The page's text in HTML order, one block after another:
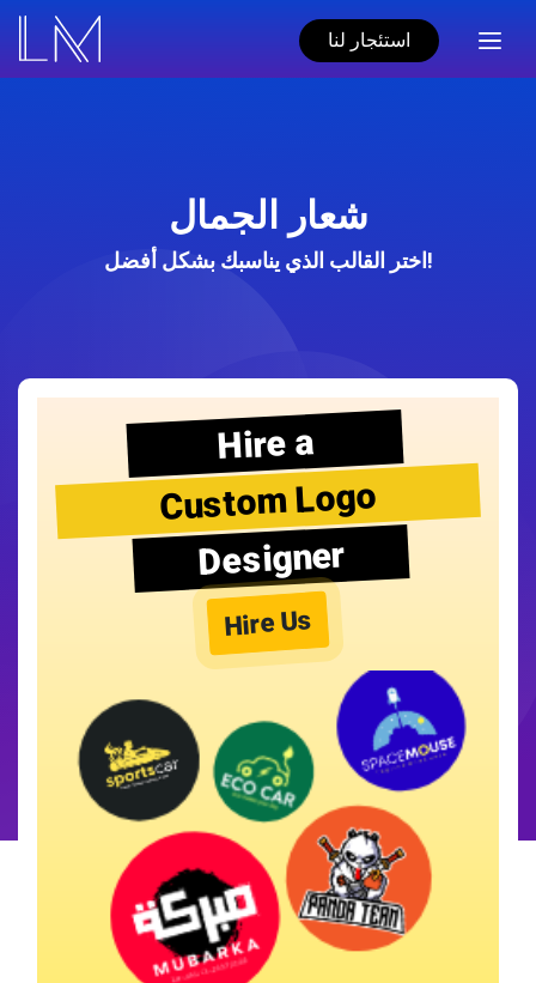
استئجار لنا
شعار الجمال
اختر القالب الذي يناسبك بشكل أفضل!
Hire a
Custom Logo
Designer
Hire Us